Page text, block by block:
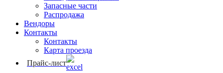
Запасные части
Распродажа
Вендоры
Контакты
Контакты
Карта проезда
Прайс-лист